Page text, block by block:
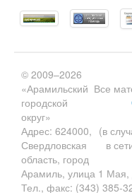
Все
(в
в
© 2009–2026
«Арамильский
городской
округ»
Адрес: 624000,
Свердловская
область, город
Арамиль, улица 1 Мая,
Тел., факс: (343) 385-